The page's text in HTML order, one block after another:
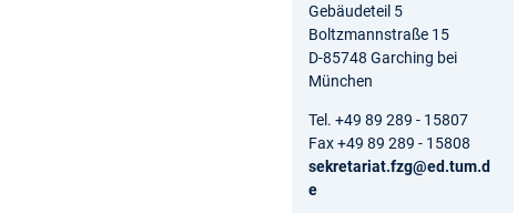
Gebäudeteil 5
Boltzmannstraße 15
D-85748 Garching bei
München
Tel. +49 89 289 - 15807
Fax +49 89 289 - 15808
sekretariat.fzg@ed.tum.d
e